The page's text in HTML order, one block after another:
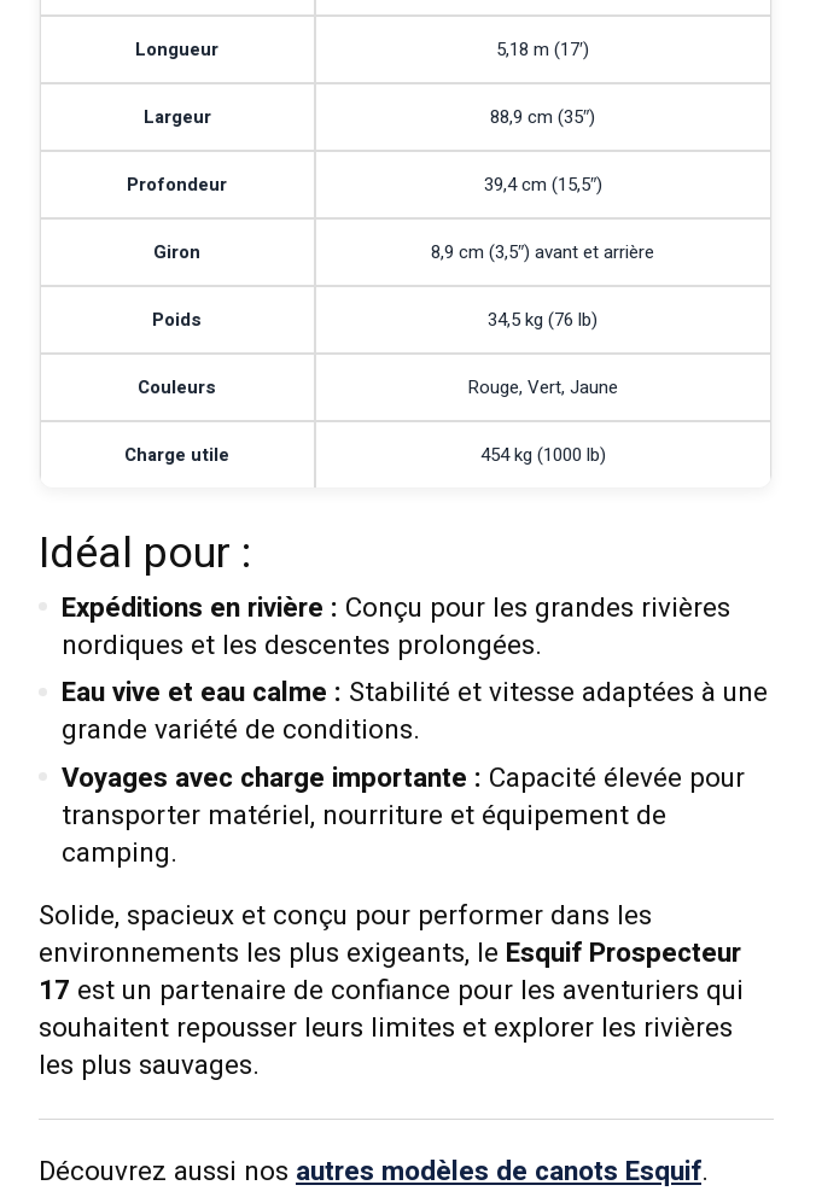
Longueur 5,18 m (17′)
Largeur 88,9 cm (35″)
Profondeur 39,4 cm (15,5″)
Giron 8,9 cm (3,5″) avant et arrière
Poids 34,5 kg (76 lb)
Couleurs Rouge, Vert, Jaune
Charge utile 454 kg (1000 lb)
Idéal pour :
Expéditions en rivière : Conçu pour les grandes rivières
nordiques et les descentes prolongées.
Eau vive et eau calme : Stabilité et vitesse adaptées à une
grande variété de conditions.
Voyages avec charge importante : Capacité élevée pour
transporter matériel, nourriture et équipement de
camping.
Solide, spacieux et conçu pour performer dans les
environnements les plus exigeants, le Esquif Prospecteur
17 est un partenaire de confiance pour les aventuriers qui
souhaitent repousser leurs limites et explorer les rivières
les plus sauvages.
Découvrez aussi nos autres modèles de canots Esquif.